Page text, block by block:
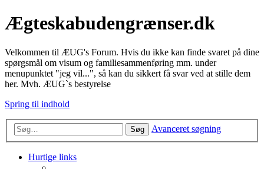
Ægteskabudengrænser.dk
Velkommen til ÆUG's Forum. Hvis du ikke kan finde svaret på dine
spørgsmål om visum og familiesammenføring mm. under
menupunktet "jeg vil...", så kan du sikkert få svar ved at stille dem
her. Mvh. ÆUG`s bestyrelse
Spring til indhold
Søg Avanceret søgning
Hurtige links